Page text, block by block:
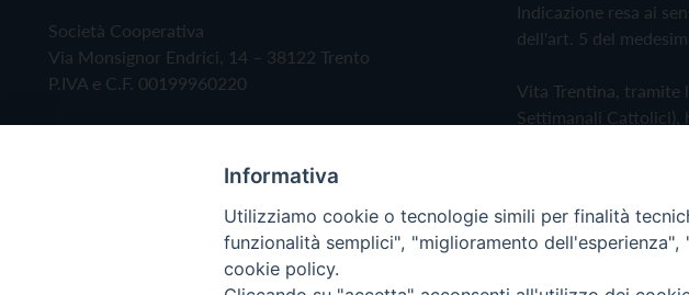
Società Cooperativa
Via Monsignor Endrici, 14 – 38122 Trento
P.IVA e C.F. 00199960220
Indicazione resa ai
dell'art. 5 del
Vita Trentina, tramite
Settimanali Cattolici),
Privacy Policy
Informativa
Utilizziamo cookie o tecnologie simili per finalità
funzionalità semplici", "miglioramento
cookie policy.